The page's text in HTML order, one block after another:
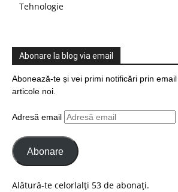
Tehnologie
Abonare la blog via email
Abonează-te și vei primi notificări prin
articole noi.
Adresă email
Abonare
Alătură-te celorlalți 53 de abonați.